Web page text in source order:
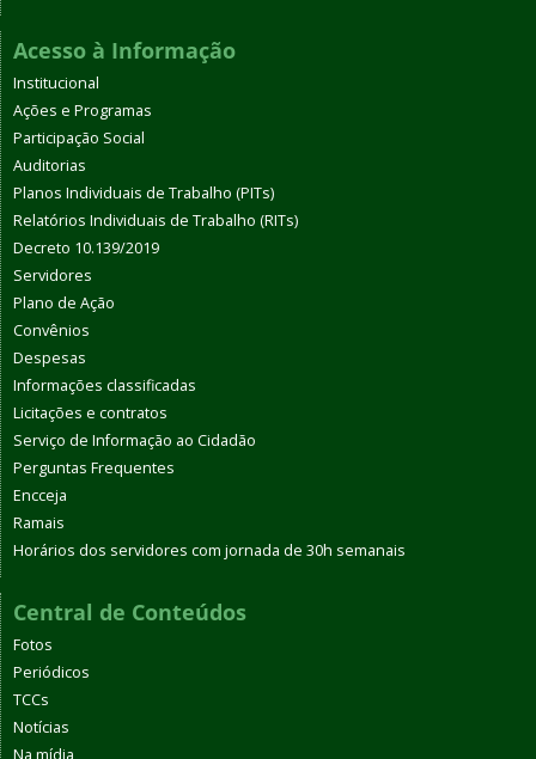
Acesso à Informação
Institucional
Ações e Programas
Participação Social
Auditorias
Planos Individuais de Trabalho (PITs)
Relatórios Individuais de Trabalho (RITs)
Decreto 10.139/2019
Servidores
Plano de Ação
Convênios
Despesas
Informações classificadas
Licitações e contratos
Serviço de Informação ao Cidadão
Perguntas Frequentes
Encceja
Ramais
Horários dos servidores com jornada de 30h semanais
Central de Conteúdos
Fotos
Periódicos
TCCs
Notícias
Na mídia